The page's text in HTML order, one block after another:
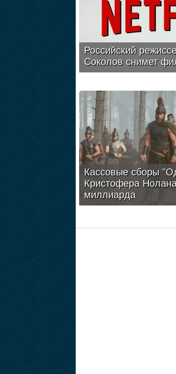
Российский
Соколов снимет
Кассовые сборы
Кристофера
миллиарда